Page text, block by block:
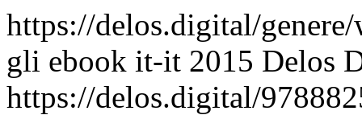
https://delos.digital/
gli ebook it-it 2015 Delos
https://delos.digital/